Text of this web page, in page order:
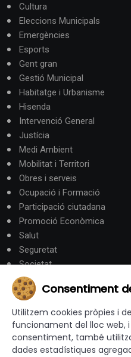
Cultura
Eleccions Municipals
Emergències
Esports
Gent gran
Gestió Municipal
Habitatge i Urbanisme
Hisenda
Intervenció General
Justícia
Medi Ambient
Mobilitat i Territori
Obres i serveis
Ocupació i Formació
Participació ciutadana
Promoció Econòmica
Salut
Seguretat
Societat
Turisme
Altres Canals
canalandorra.ad
Consentiment
Utilitzem cookies pròpies i
funcionament del lloc web,
consentiment, també
dades estadístiques